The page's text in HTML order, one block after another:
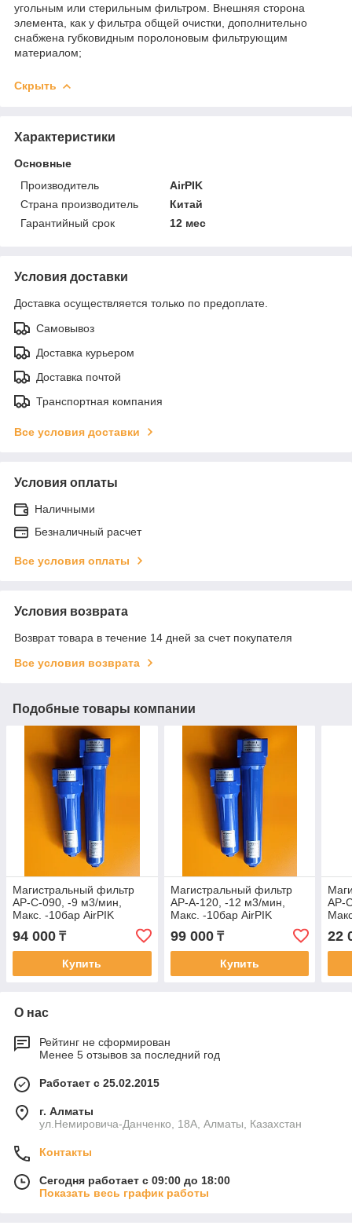
угольным или стерильным фильтром. Внешняя сторона
элемента, как у фильтра общей очистки, дополнительно
снабжена губковидным поролоновым фильтрующим
материалом;
Скрыть
Характеристики
Основные
Производитель
AirPIK
Страна производитель
Китай
Гарантийный срок
12 мес
Условия доставки
Доставка осуществляется только по предоплате.
Самовывоз
Доставка курьером
Доставка почтой
Транспортная компания
Все условия доставки
Условия оплаты
Наличными
Безналичный расчет
Все условия оплаты
Условия возврата
Возврат товара в течение 14 дней за счет покупателя
Все условия возврата
Подобные товары компании
Магистральный фильтр
AP-C-090, -9 м3/мин,
Макс. -10бар AirPIK
94 000 ₸
Купить
Магистральный фильтр
AP-A-120, -12 м3/мин,
Макс. -10бар AirPIK
99 000₸
Купить
AP-
22
О нас
Рейтинг не сформирован
Менее 5 отзывов за последний год
Работает с 25.02.2015
г. Алматы
ул.Немировича-Данченко, 18А, Алматы, Казахстан
Контакты
Сегодня работает с 09:00 до 18:00
Показать весь график работы